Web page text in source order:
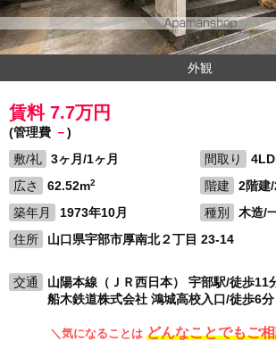
外観
賃料 7.7万円
(管理費 －)
敷/礼
3ヶ月/1ヶ月 間取り
広さ
62.52m2 階建
2階建
築年月
1973年10月 種別
木造/
住所
山口県宇部市厚南北２丁目 23-14
交通
山陽本線（ＪＲ西日本） 宇部駅/徒歩11
船木鉄道株式会社 鴻城高校入口/徒歩6分
＼気になることは どんなことでもご